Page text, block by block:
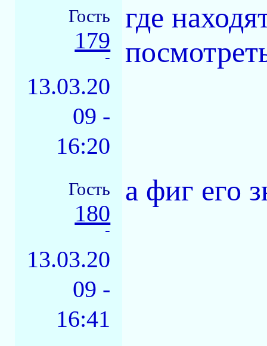
Гость
179
-
13.03.20
09 -
16:20
где
Гость
180
-
13.03.20
09 -
16:41
а фиг его